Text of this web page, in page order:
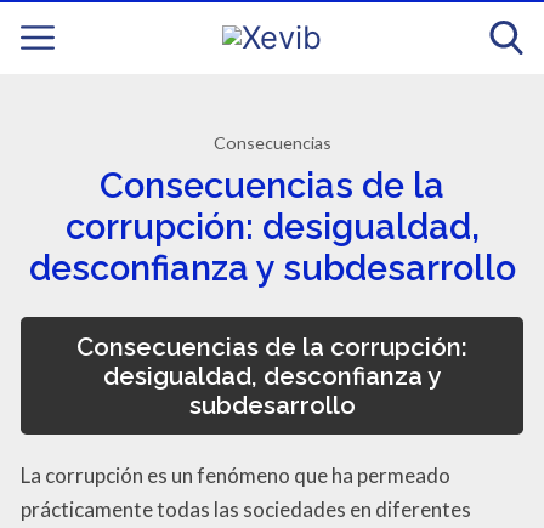
Consecuencias
Consecuencias de la
corrupción: desigualdad,
desconfianza y subdesarrollo
Consecuencias de la corrupción:
desigualdad, desconfianza y
subdesarrollo
La corrupción es un fenómeno que ha permeado
prácticamente todas las sociedades en diferentes